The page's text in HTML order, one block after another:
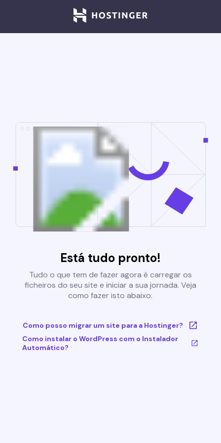
Está tudo pronto!
Tudo o que tem de fazer agora é carregar os
ficheiros do seu site e iniciar a sua jornada. Veja
como fazer isto abaixo:
Como posso migrar um site para a Hostinger?
Como instalar o WordPress com o Instalador
Automático?